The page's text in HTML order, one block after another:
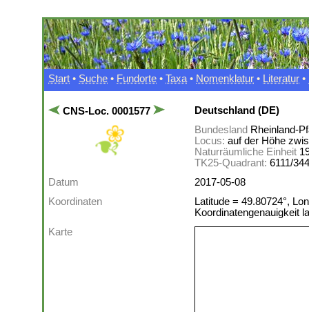
Start • Suche • Fundorte • Taxa • Nomenklatur • Literatur •
CNS-Loc. 0001577
Deutschland (DE)
Bundesland Rheinland-
Locus: auf der Höhe
Naturräumliche Einheit
TK25-Quadrant: 6111/344
Datum
2017-05-08
Koordinaten
Latitude = 49.80724°,
Koordinatengenauigkeit
Karte